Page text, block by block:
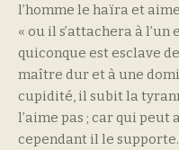
l’homme le haïra et
« ou il s’attachera à l’un
quiconque est esclave
maître dur et à une
cupidité, il subit la
l’aime pas ; car qui peut
cependant il le supporte.